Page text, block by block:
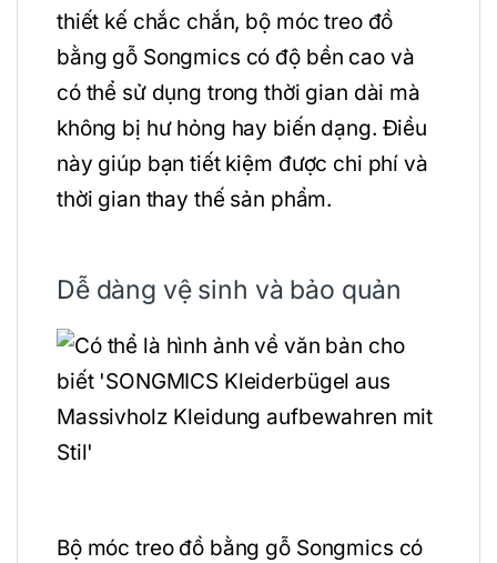
thiết kế chắc chắn, bộ móc treo đồ
bằng gỗ Songmics có độ bền cao và
có thể sử dụng trong thời gian dài mà
không bị hư hỏng hay biến dạng. Điều
này giúp bạn tiết kiệm được chi phí và
thời gian thay thế sản phẩm.
Dễ dàng vệ sinh và bảo quản
Bộ móc treo đồ bằng gỗ Songmics có